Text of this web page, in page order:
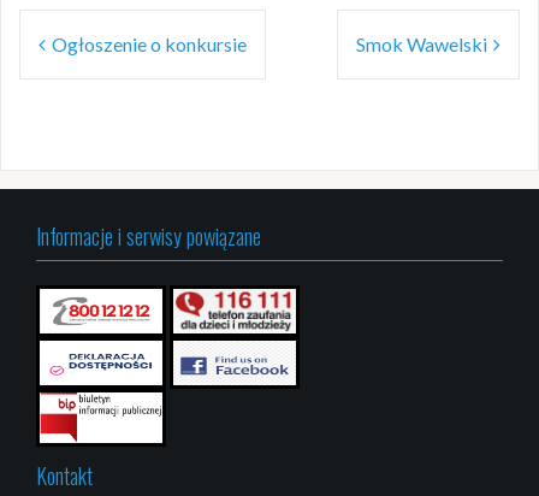
Nawigacja
wpisu
Ogłoszenie o konkursie Smok Wawelski
Informacje i serwisy powiązane
Kontakt